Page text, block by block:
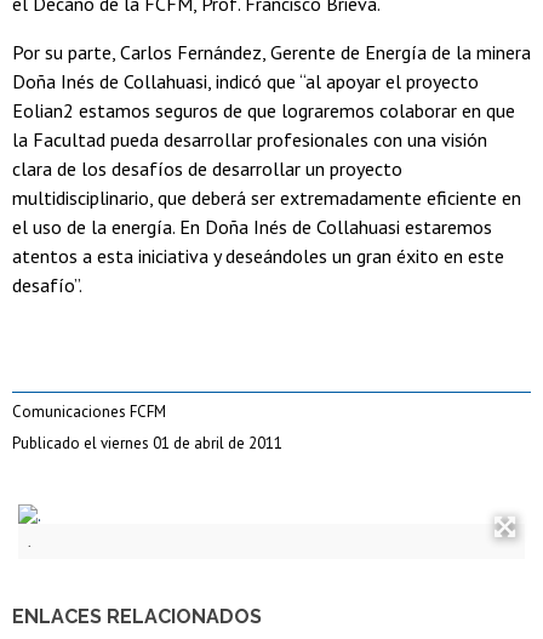
.
ENLACES RELACIONADOS
Por su parte, Carlos Fernández, Gerente de Energía de la minera
Doña Inés de Collahuasi, indicó que “al apoyar el proyecto
Eolian2 estamos seguros de que lograremos colaborar en que
la Facultad pueda desarrollar profesionales con una visión
clara de los desafíos de desarrollar un proyecto
multidisciplinario, que deberá ser extremadamente eficiente en
el uso de la energía. En Doña Inés de Collahuasi estaremos
atentos a esta iniciativa y deseándoles un gran éxito en este
desafío”.
Comunicaciones FCFM
Publicado el viernes 01 de abril de 2011